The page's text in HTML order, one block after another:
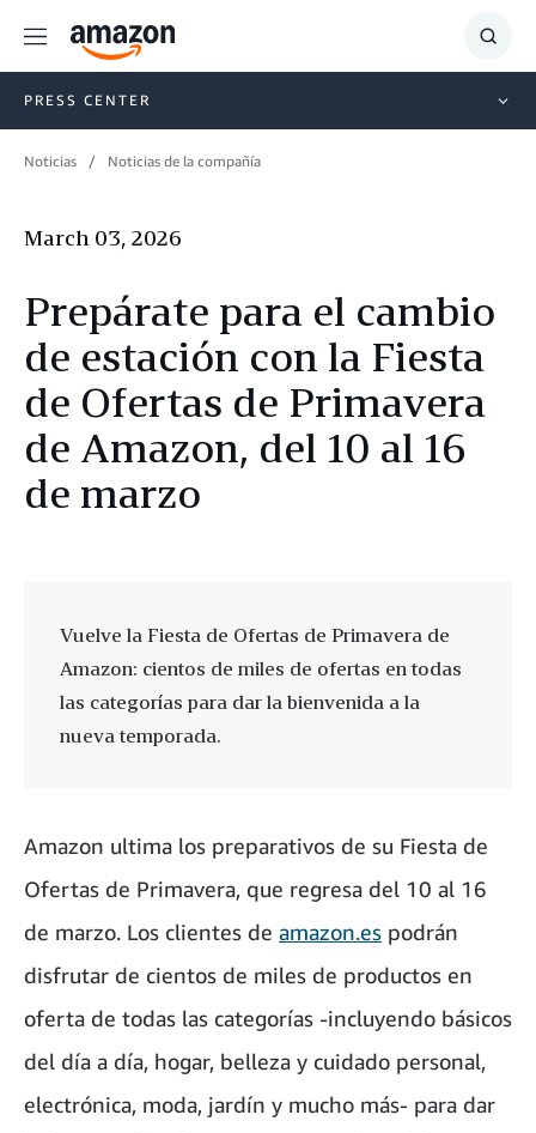
Menu
Show
PRESS CENTER
Noticias Noticias de la compañía
March 03, 2026
Prepárate para el cambio
de estación con la Fiesta
de Ofertas de Primavera
de Amazon, del 10 al 16
de marzo
Vuelve la Fiesta de Ofertas de Primavera de
Amazon: cientos de miles de ofertas en todas
las categorías para dar la bienvenida a la
nueva temporada.
Amazon ultima los preparativos de su Fiesta de
Ofertas de Primavera, que regresa del 10 al 16
de marzo. Los clientes de amazon.es podrán
disfrutar de cientos de miles de productos en
oferta de todas las categorías -incluyendo básicos
del día a día, hogar, belleza y cuidado personal,
electrónica, moda, jardín y mucho más- para dar